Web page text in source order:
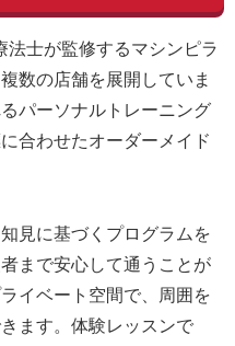
法士が監修するマシンピラ
数の店舗を展開していま
パーソナルトレーニング
合わせたオーダーメイド
見に基づくプログラムを
まで安心して通うことが
イベート空間で、周囲を
ます。体験レッスンで